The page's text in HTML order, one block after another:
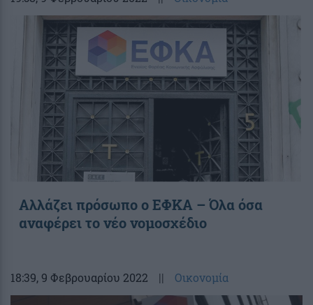
Αλλάζει πρόσωπο ο ΕΦΚΑ – Όλα όσα
αναφέρει το νέο νομοσχέδιο
18:39, 9 Φεβρουαρίου 2022 || Οικονομία